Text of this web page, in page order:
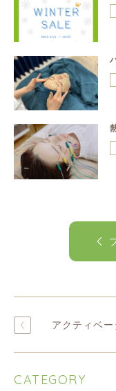
アクティベー
CATEGORY